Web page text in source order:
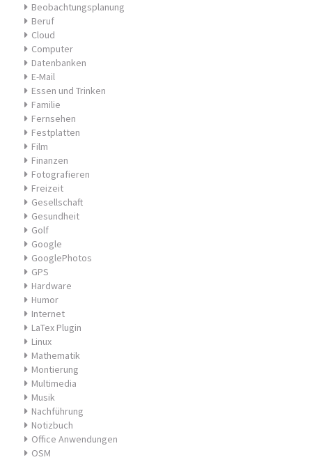
Beobachtungsplanung
Beruf
Cloud
Computer
Datenbanken
E-Mail
Essen und Trinken
Familie
Fernsehen
Festplatten
Film
Finanzen
Fotografieren
Freizeit
Gesellschaft
Gesundheit
Golf
Google
GooglePhotos
GPS
Hardware
Humor
Internet
LaTex Plugin
Linux
Mathematik
Montierung
Multimedia
Musik
Nachführung
Notizbuch
Office Anwendungen
OSM